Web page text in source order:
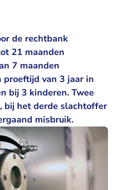
de rechtbank
21 maanden
7 maanden
proeftijd van 3 jaar in
bij 3 kinderen. Twee
bij het derde slachtoffer
misbruik.